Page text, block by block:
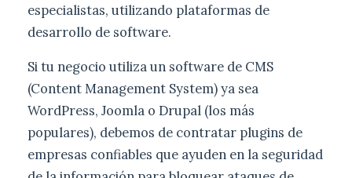
especialistas, utilizando plataformas de
desarrollo de software.
Si tu negocio utiliza un software de CMS
(Content Management System) ya sea
WordPress, Joomla o Drupal (los más
populares), debemos de contratar plugins de
empresas confiables que ayuden en la seguridad